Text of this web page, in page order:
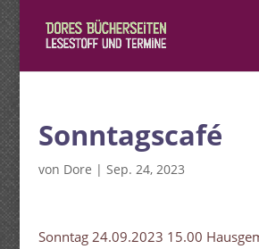
Sonntagscafé
von Dore | Sep. 24, 2023
Sonntag 24.09.2023 15.00